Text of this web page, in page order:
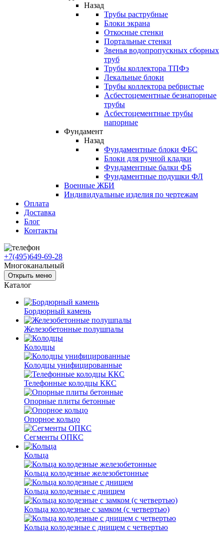
Назад
Трубы раструбные
Блоки экрана
Откосные стенки
Портальные стенки
Звенья водопропускных сборных
труб
Трубы коллектора ТПФэ
Лекальные блоки
Трубы коллектора ребристые
Асбестоцементные безнапорные
трубы
Асбестоцементные трубы
напорные
Фундамент
Назад
Фундаментные блоки ФБС
Блоки для ручной кладки
Фундаментные балки ФБ
Фундаментные подушки ФЛ
Военные ЖБИ
Индивидуальные изделия по чертежам
Оплата
Доставка
Блог
Контакты
+7(495)649-69-28
Многоканальный
Открыть меню
Каталог
Бордюрный камень
Железобетонные полушпалы
Колодцы
Колодцы унифицированные
Телефонные колодцы ККС
Опорные плиты бетонные
Опорное кольцо
Сегменты ОПКС
Кольца
Кольца колодезные железобетонные
Кольца колодезные с днищем
Кольца колодезные с замком (с четвертью)
Кольца колодезные с днищем с четвертью